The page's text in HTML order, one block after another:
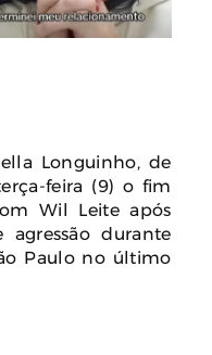
Longuinho, de
feira (9) o fim
Wil Leite após
durante
Paulo no último